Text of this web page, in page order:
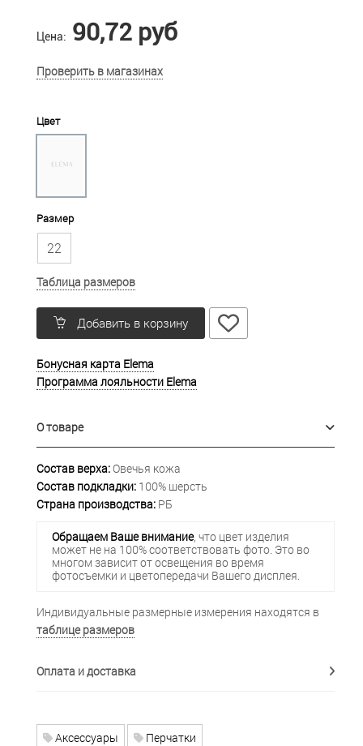
Цена: 90,72 руб
Проверить в магазинах
Цвет
Размер
22
Таблица размеров
Добавить в корзину
Бонусная карта Elema
Программа лояльности Elema
О товаре
Состав верха:Овечья кожа
Состав подкладки: 100% шерсть
Страна производства: РБ
Обращаем Ваше внимание, что цвет изделия
может не на 100% соответствовать фото. Это во
многом зависит от освещения во время
фотосъемки и цветопередачи Вашего дисплея.
Индивидуальные размерные измерения находятся в
таблице размеров
Оплата и доставка
Аксессуары Перчатки